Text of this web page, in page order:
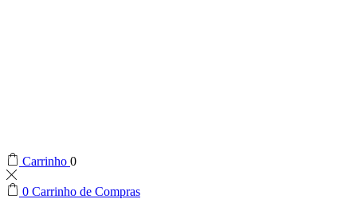
Carrinho 0
0 Carrinho de Compras